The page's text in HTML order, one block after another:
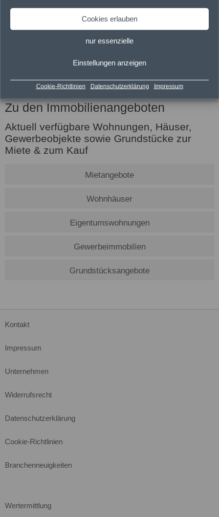
Cookies erlauben
nur essenzielle
Einstellungen anzeigen
Cookie-Richtlinien Datenschutzerklärung Impressum
Zu den Immobilienangeboten
Aktuell verfügbare Wohnungen, Häuser,
Gewerbeobjekte sowie Grundstücke zur
Miete & zum Kauf
Mietangebote
Wohnhäuser
Eigentumswohnungen
Gewerbeimmobilien
Grundstücksangebote
Kontakt
Impressum
Unternehmen
Widerrufsrecht
Datenschutzerklärung
Cookie-Richtlinien
Branchenneuigkeiten
Wertermittlung